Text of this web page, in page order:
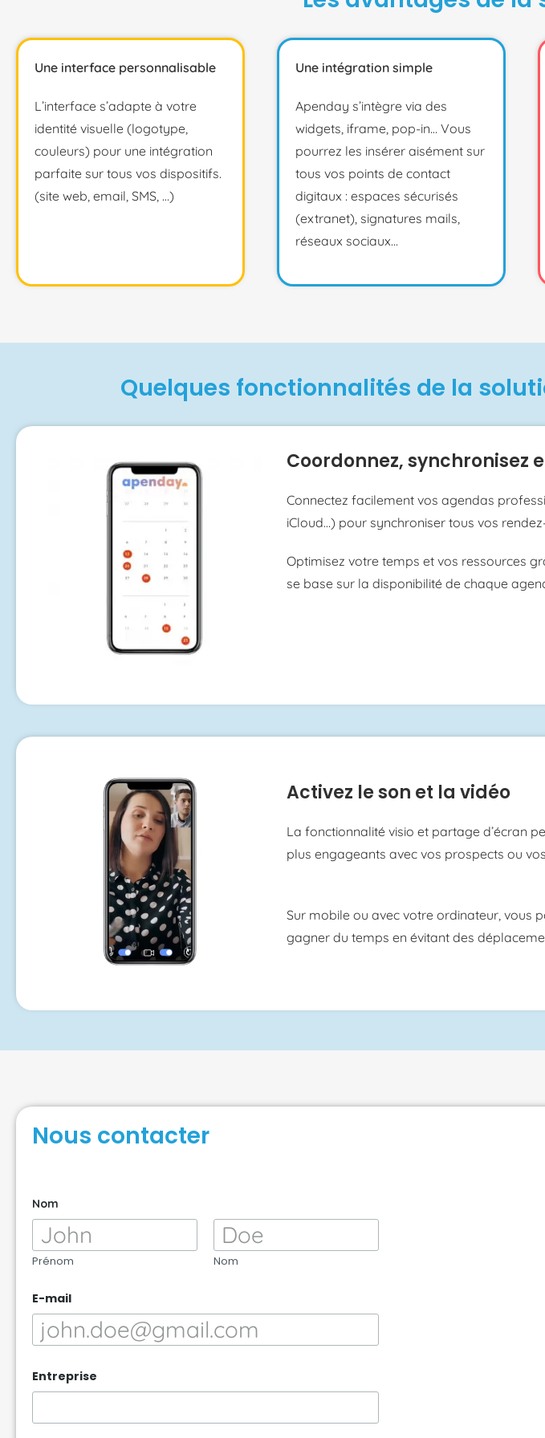
Une interface personnalisable
L’interface s’adapte à votre
identité visuelle (logotype,
couleurs) pour une intégration
parfaite sur tous vos dispositifs.
(site web, email, SMS, …)
Une intégration simple
Apenday s’intègre via des
widgets, iframe, pop-in… Vous
pourrez les insérer aisément sur
tous vos points de contact
digitaux : espaces sécurisés
(extranet), signatures mails,
réseaux sociaux…
Quelques fonctionnalités de la
Coordonnez, synchronisez
Connectez facilement vos agendas
iCloud…) pour synchroniser tous vos
Optimisez votre temps et vos ressources
se base sur la disponibilité de chaque
Activez le son et la vidéo
La fonctionnalité visio et partage d’écran
plus engageants avec vos prospects ou
Sur mobile ou avec votre ordinateur, vous
gagner du temps en évitant des
Nous contacter
Nom
Prénom Nom
E-mail
Entreprise